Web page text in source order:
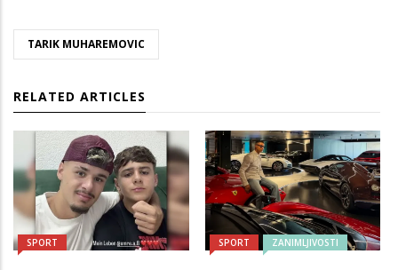
TARIK MUHAREMOVIC
RELATED ARTICLES
SPORT SPORT ZANIMLJIVOSTI